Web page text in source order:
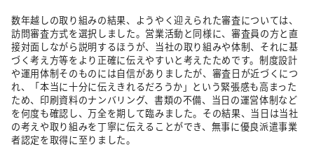
数年越しの取り組みの結果、ようやく迎えられた審査については、
訪問審査方式を選択しました。営業活動と同様に、審査員の方と直
接対面しながら説明するほうが、当社の取り組みや体制、それに基
づく考え方等をより正確に伝えやすいと考えたためです。制度設計
や運用体制そのものには自信がありましたが、審査日が近づくにつ
れ、「本当に十分に伝えきれるだろうか」という緊張感も高まった
ため、印刷資料のナンバリング、書類の不備、当日の運営体制など
を何度も確認し、万全を期して臨みました。その結果、当日は当社
の考えや取り組みを丁寧に伝えることができ、無事に優良派遣事業
者認定を取得に至りました。